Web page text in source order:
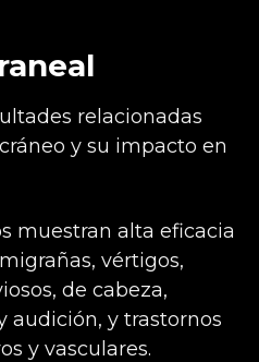
relacionadas
y su impacto en
muestran alta eficacia
vértigos,
de cabeza,
audición, y trastornos
y vasculares.